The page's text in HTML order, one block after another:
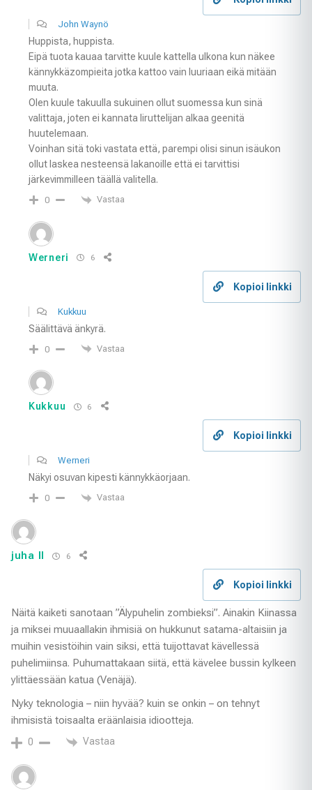
John Waynö
Huppista, huppista.
Eipä tuota kauaa tarvitte kuule kattella ulkona kun näkee
kännykkäzompieita jotka kattoo vain luuriaan eikä mitään
muuta.
Olen kuule takuulla sukuinen ollut suomessa kun sinä
valittaja, joten ei kannata liruttelijan alkaa geenitä
huutelemaan.
Voinhan sitä toki vastata että, parempi olisi sinun isäukon
ollut laskea nesteensä lakanoille että ei tarvittisi
järkevimmilleen täällä valitella.
0 Vastaa
Werneri 6
Kopioi linkki
Kukkuu
Säälittävä änkyrä.
0 Vastaa
Kukkuu 6
Kopioi linkki
Werneri
Näkyi osuvan kipesti kännykkäorjaan.
0 Vastaa
juha II 6
Kopioi linkki
Näitä kaiketi sanotaan ”Älypuhelin zombieksi”. Ainakin Kiinassa
ja miksei muuaallakin ihmisiä on hukkunut satama-altaisiin ja
muihin vesistöihin vain siksi, että tuijottavat kävellessä
puhelimiinsa. Puhumattakaan siitä, että kävelee bussin kylkeen
ylittäessään katua (Venäjä).
Nyky teknologia – niin hyvää? kuin se onkin – on tehnyt
ihmisistä toisaalta eräänlaisia idiootteja.
0 Vastaa